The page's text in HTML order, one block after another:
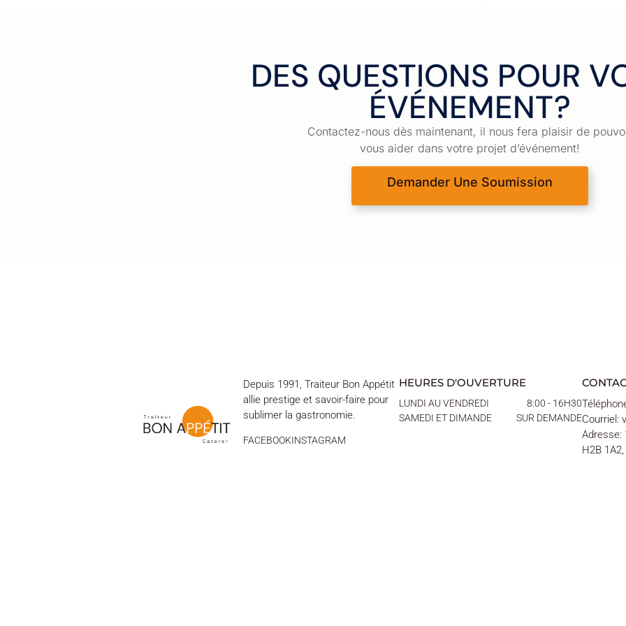
DES QUESTIONS POUR
ÉVÉNEMENT?
Contactez-nous dès maintenant, il nous fera plaisir de
vous aider dans votre projet d’événement!
Demander Une Soumission
Depuis 1991, Traiteur Bon Appétit
allie prestige et savoir-faire pour
sublimer la gastronomie.
FACEBOOKINSTAGRAM
HEURES D'OUVERTURE
LUNDI AU VENDREDI
8:00 - 16H30
SAMEDI ET DIMANDE
SUR DEMANDECourriel:
Adresse:
H2B